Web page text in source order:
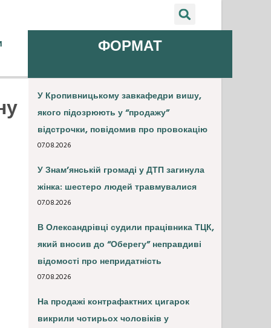
ФОРМАТ
У Кропивницькому завкафедри вишу,
якого підозрюють у “продажу”
відстрочки, повідомив про провокацію
07.08.2026
У Знам’янській громаді у ДТП загинула
жінка: шестеро людей травмувалися
07.08.2026
В Олександрівці судили працівника ТЦК,
який вносив до “Оберегу” неправдиві
відомості про непридатність
07.08.2026
На продажі контрафактних цигарок
викрили чотирьох чоловіків у